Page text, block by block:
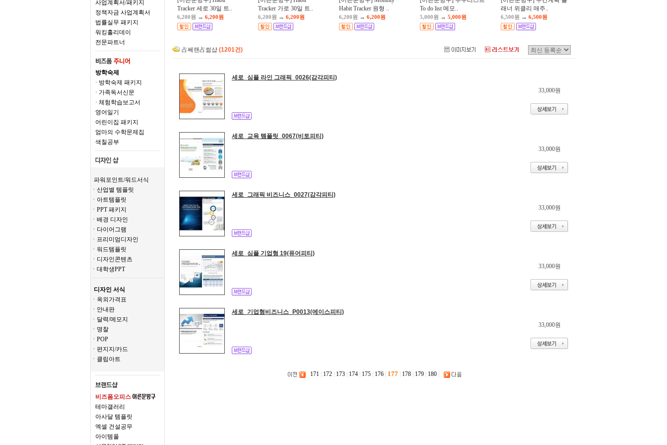
사업계획서/패키지
정책자금 사업계획서
법률실무 패키지
워킹홀리데이
전문파트너
방학숙제
· 방학숙제 패키지
· 가족독서신문
· 체험학습보고서
영어일기
어린이집 패키지
엄마의 수학문제집
색칠공부
파워포인트/워드서식
ㆍ산업별 템플릿
ㆍ아트템플릿
ㆍPPT 패키지
ㆍ배경 디자인
ㆍ다이어그램
ㆍ프리미엄디자인
ㆍ워드템플릿
ㆍ디자인콘텐츠
ㆍ대학생PPT
디자인 서식
ㆍ옥외가격표
ㆍ안내판
ㆍ달력/메모지
ㆍ명찰
ㆍPOP
ㆍ편지지/카드
ㆍ클립아트
비즈폼오피스
테마갤러리
아사달 템플릿
엑셀 건설공무
아이템풀
Tracker 세로 30일 트..
6,200원 → 6,200원
Tracker 가로 30일 트..
6,200원 → 6,200원
Habit Tracker 원형 ..
6,200원 → 6,200원
To do list 메모..
5,000원 → 5,000원
래너 위클리 매주..
6,500원 → 6,500원
占쎄랜占썲샵 (1201건)
세로_심플 라인 그래픽_0026(감각피티)
33,000원
세로_교육 템플릿_0067(비토피티)
33,000원
세로_그래픽 비즈니스_0027(감각피티)
33,000원
세로_심플 기업형 19(퓨어피티)
33,000원
세로_기업형비즈니스_P0013(에이스피티)
33,000원
171 172 173 174 175 176 177 178 179 180